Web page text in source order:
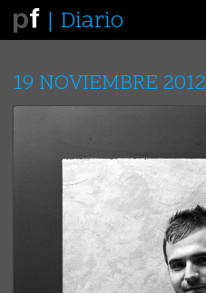
Diario
19 NOVIEMBRE 2012